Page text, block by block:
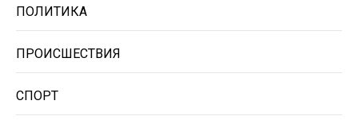
ПОЛИТИКА
ПРОИСШЕСТВИЯ
СПОРТ